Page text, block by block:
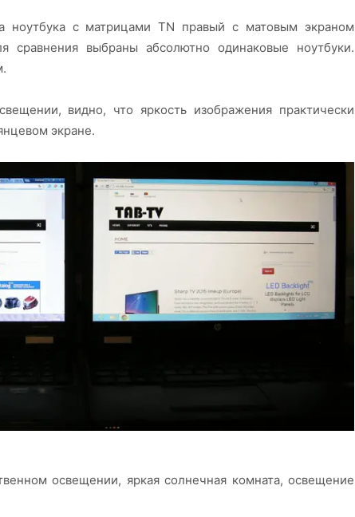
ноутбука с матрицами TN правый с матовым экраном
сравнения выбраны абсолютно одинаковые ноутбуки.
видно, что яркость изображения практически
экране.
освещении, яркая солнечная комната, освещение